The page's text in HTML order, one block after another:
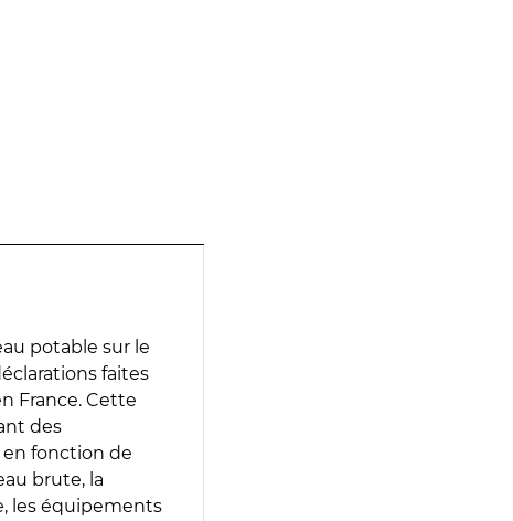
potable sur le
faites
France. Cette
des
en fonction de
brute, la
les équipements